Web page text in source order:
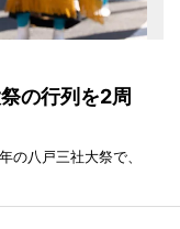
祭の行列を2周
の八戸三社大祭で、